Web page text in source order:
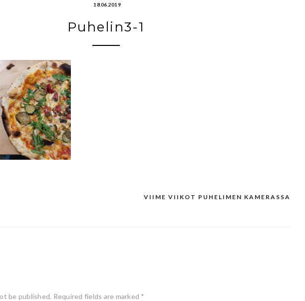
18.06.2019
Puhelin3-1
VIIME VIIKOT PUHELIMEN KAMERASSA
be published. Required fields are marked *